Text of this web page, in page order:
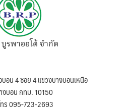
รพาออโต้ จำกัด
อน 4 ซอย 4 แขวงบางบอนเหนือ
งบอน กทม. 10150
ทร 095-723-2693